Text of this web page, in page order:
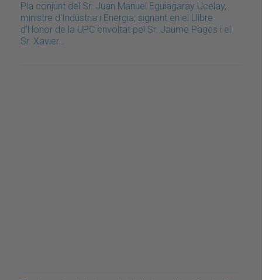
Pla conjunt del Sr. Juan Manuel Eguiagaray Ucelay,
ministre d'Indústria i Energia, signant en el Llibre
d'Honor de la UPC envoltat pel Sr. Jaume Pagès i el
Sr. Xavier…